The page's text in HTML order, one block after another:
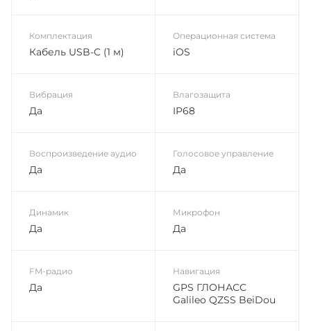
Комплектация
Кабель USB-С (1 м)
Операционная система
iOS
Вибрация
Да
Влагозащита
IP68
Воспроизведение аудио
Да
Голосовое управление
Да
Динамик
Да
Микрофон
Да
FM-радио
Да
Навигация
GPS ГЛОНАСС
Galileo QZSS BeiDou